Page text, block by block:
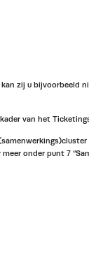
zij u bijvoorbeeld
van het
onder punt 7